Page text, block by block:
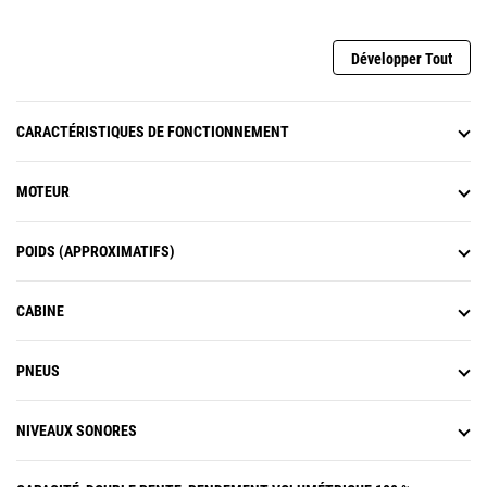
Économisez sur les coûts de
carburant grâce à la protection
qui détecte électroniquement l'état
du moteur et passe
Développer Tout
CARACTÉRISTIQUES DE FONCTIONNEMENT
MOTEUR
POIDS (APPROXIMATIFS)
CABINE
PNEUS
NIVEAUX SONORES